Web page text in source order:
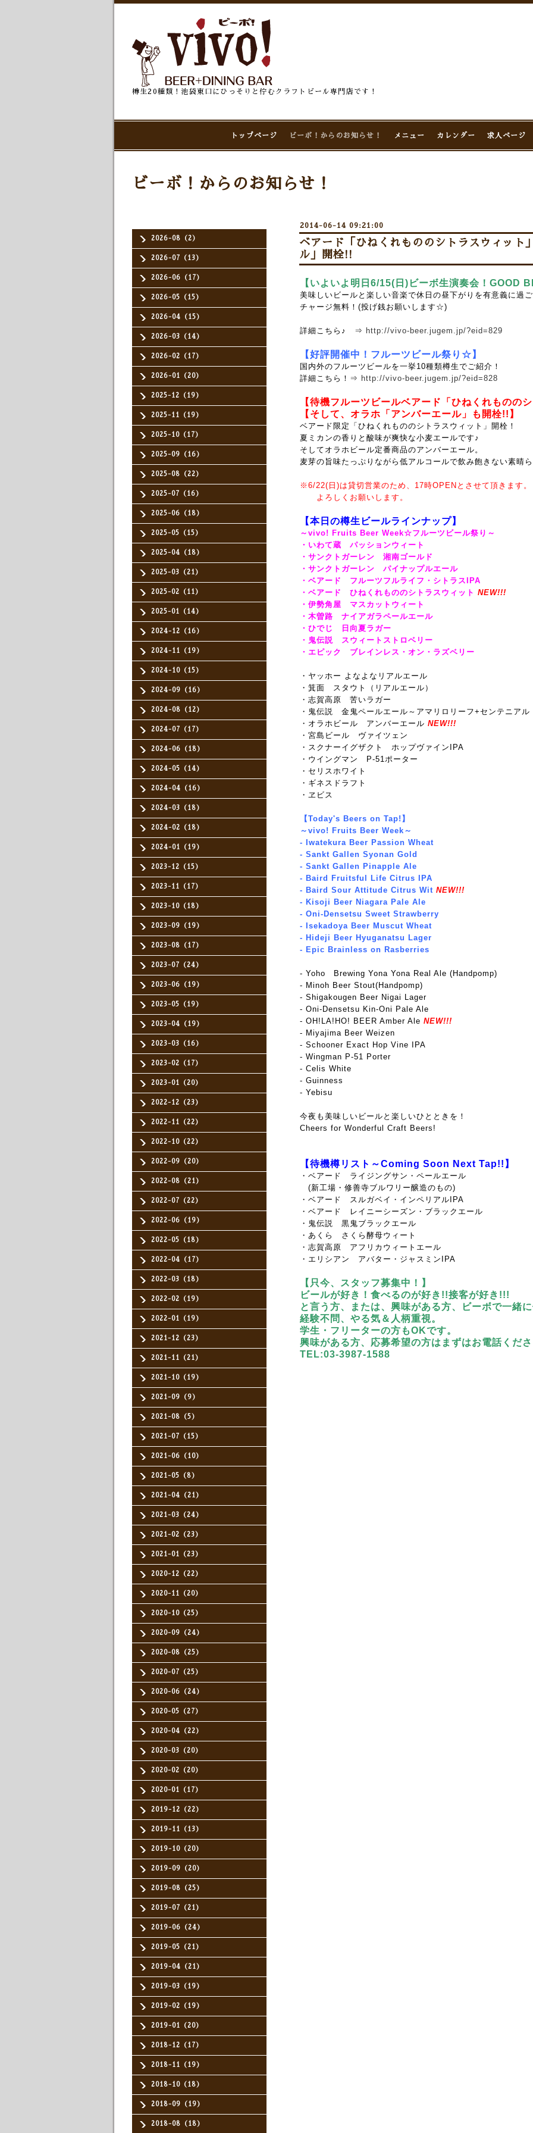
樽生20種類！池袋東口にひっそりと佇むクラフトビール専門店です！
トップページ ビーボ！からのお知らせ！ メニュー カレンダー 求人ページ
2026-08（2）
2026-07（13）
2026-06（17）
2026-05（15）
2026-04（15）
2026-03（14）
2026-02（17）
2026-01（20）
2025-12（19）
2025-11（19）
2025-10（17）
2025-09（16）
2025-08（22）
2025-07（16）
2025-06（18）
2025-05（15）
2025-04（18）
2025-03（21）
2025-02（11）
2025-01（14）
2024-12（16）
2024-11（19）
2024-10（15）
2024-09（16）
2024-08（12）
2024-07（17）
2024-06（18）
2024-05（14）
2024-04（16）
2024-03（18）
2024-02（18）
2024-01（19）
2023-12（15）
2023-11（17）
2023-10（18）
2023-09（19）
2023-08（17）
2023-07（24）
2023-06（19）
2023-05（19）
2023-04（19）
2023-03（16）
2023-02（17）
2023-01（20）
2022-12（23）
2022-11（22）
2022-10（22）
2022-09（20）
2022-08（21）
2022-07（22）
2022-06（19）
2022-05（18）
2022-04（17）
2022-03（18）
2022-02（19）
2022-01（19）
2021-12（23）
2021-11（21）
2021-10（19）
2021-09（9）
2021-08（5）
2021-07（15）
2021-06（10）
2021-05（8）
2021-04（21）
2021-03（24）
2021-02（23）
2021-01（23）
2020-12（22）
2020-11（20）
2020-10（25）
2020-09（24）
2020-08（25）
2020-07（25）
2020-06（24）
2020-05（27）
2020-04（22）
2020-03（20）
2020-02（20）
2020-01（17）
2019-12（22）
2019-11（13）
2019-10（20）
2019-09（20）
2019-08（25）
2019-07（21）
2019-06（24）
2019-05（21）
2019-04（21）
2019-03（19）
2019-02（19）
2019-01（20）
2018-12（17）
2018-11（19）
2018-10（18）
2018-09（19）
2018-08（18）
ビーボ！からのお知らせ！
2014-06-14 09:21:00
ベアード「ひねくれもののシトラスウィット
ル」開栓!!
【いよいよ明日6/15(日)ビーボ生演奏会！GOOD
美味しいビールと楽しい音楽で休日の昼下がりを有意義に過
チャージ無料！(投げ銭お願いします☆)
詳細こちら♪ ⇒ http://vivo-beer.jugem.jp/?eid=829
【好評開催中 ！フルーツビール祭り☆】
国内外のフルーツビールを一挙10種類樽生でご紹介！
詳細こちら！⇒ http://vivo-beer.jugem.jp/?eid=828
【待機フルーツビールベアード「ひねくれものの
【そして、オラホ「アンバーエール」も開栓!!】
ベアード限定「ひねくれもののシトラスウィット」開栓！
夏ミカンの香りと酸味が爽快な小麦エールです♪
そしてオラホビール定番商品のアンバーエール。
麦芽の旨味たっぷりながら低アルコールで飲み飽きない素晴
※6/22(日)は貸切営業のため、17時OPENとさせて頂きます。
よろしくお願いします。
【本日の樽生ビールラインナップ】
～vivo! Fruits Beer Week☆フルーツビール祭り～
・いわて蔵 パッションウィート
・サンクトガーレン 湘南ゴールド
・サンクトガーレン パイナップルエール
・ベアード フルーツフルライフ・シトラスIPA
・ベアード ひねくれもののシトラスウィット NEW!!!
・伊勢角屋 マスカットウィート
・木曽路 ナイアガラペールエール
・ひでじ 日向夏ラガー
・鬼伝説 スウィートストロベリー
・エピック ブレインレス・オン・ラズベリー
・ヤッホー よなよなリアルエール
・箕面 スタウト（リアルエール）
・志賀高原 苦いラガー
・鬼伝説 金鬼ペールエール～アマリロリーフ+センテニアル
・オラホビール アンバーエール NEW!!!
・宮島ビール ヴァイツェン
・スクナーイグザクト ホップヴァインIPA
・ウイングマン P-51ポーター
・セリスホワイト
・ギネスドラフト
・ヱビス
【Today's Beers on Tap!】
～vivo! Fruits Beer Week～
- Iwatekura Beer Passion Wheat
- Sankt Gallen Syonan Gold
- Sankt Gallen Pinapple Ale
- Baird Fruitsful Life Citrus IPA
- Baird Sour Attitude Citrus Wit NEW!!!
- Kisoji Beer Niagara Pale Ale
- Oni-Densetsu Sweet Strawberry
- Isekadoya Beer Muscut Wheat
- Hideji Beer Hyuganatsu Lager
- Epic Brainless on Rasberries
- Yoho Brewing Yona Yona Real Ale (Handpomp)
- Minoh Beer Stout(Handpomp)
- Shigakougen Beer Nigai Lager
- Oni-Densetsu Kin-Oni Pale Ale
- OH!LA!HO! BEER Amber Ale NEW!!!
- Miyajima Beer Weizen
- Schooner Exact Hop Vine IPA
- Wingman P-51 Porter
- Celis White
- Guinness
- Yebisu
今夜も美味しいビールと楽しいひとときを！
Cheers for Wonderful Craft Beers!
【待機樽リスト～Coming Soon Next Tap!!】
・ベアード ライジングサン・ペールエール
(新工場・修善寺ブルワリー醸造のもの)
・ベアード スルガベイ・インペリアルIPA
・ベアード レイニーシーズン・ブラックエール
・鬼伝説 黒鬼ブラックエール
・あくら さくら酵母ウィート
・志賀高原 アフリカウィートエール
・エリシアン アバター・ジャスミンIPA
【只今、スタッフ募集中！】
ビールが好き！食べるのが好き!!接客が好き!!!
と言う方、または、興味がある方、ビーボで一緒
経験不問、やる気＆人柄重視。
学生・フリーターの方もOKです。
興味がある方、応募希望の方はまずはお電話くだ
TEL:03-3987-1588